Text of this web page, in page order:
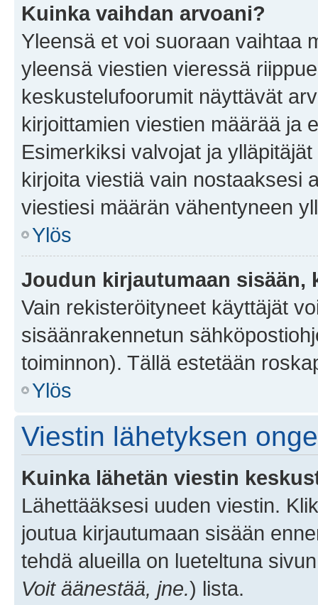
Kuinka vaihdan arvoani?
Yleensä et voi suoraan vaihtaa
yleensä viestien vieressä
keskustelufoorumit näyttävät
kirjoittamien viestien määrää ja
Esimerkiksi valvojat ja
kirjoita viestiä vain nostaaksesi
viestiesi määrän vähentyneen
Ylös
Joudun kirjautumaan sisään,
Vain rekisteröityneet käyttäjät
sisäänrakennetun
toiminnon). Tällä estetään
Ylös
Viestin lähetyksen
Kuinka lähetän viestin
Lähettääksesi uuden viestin.
joutua kirjautumaan sisään
tehdä alueilla on lueteltuna
Voit äänestää, jne.) lista.